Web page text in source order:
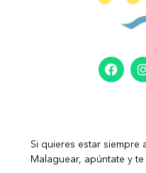
Si quieres estar
Malaguear, apúntate y